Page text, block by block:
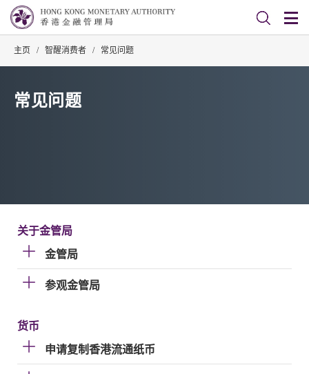
主页 / 智醒消费者 / 常见问题
常见问题
关于金管局
金管局
参观金管局
货币
申请复制香港流通纸币